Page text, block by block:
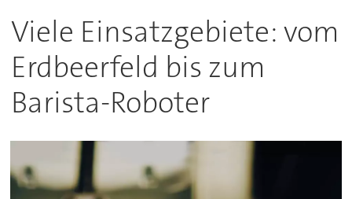
Viele Einsatzgebiete: vom
Erdbeerfeld bis zum
Barista-Roboter